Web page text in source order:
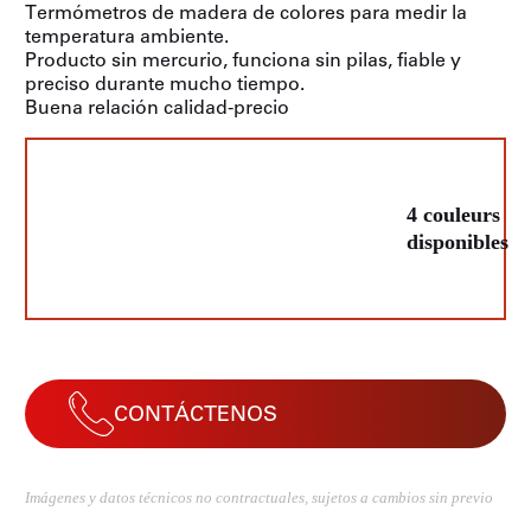
Termómetros de madera de colores para medir la
temperatura ambiente.
Producto sin mercurio, funciona sin pilas, fiable y
preciso durante mucho tiempo.
Buena relación calidad-precio
4 couleurs
disponibles
CONTÁCTENOS
Imágenes y datos técnicos no contractuales, sujetos a cambios sin previo